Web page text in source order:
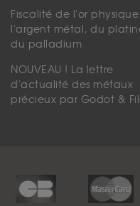
Fiscalité de l'or
l'argent métal, du
du palladium
NOUVEAU ! La lettre
d'actualité des métaux
précieux par Godot &